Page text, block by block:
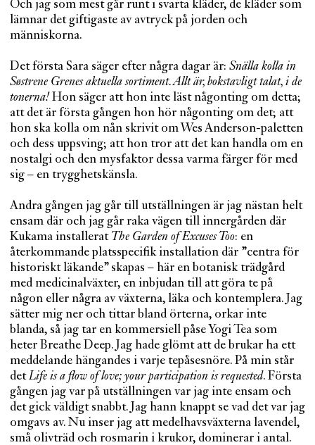
Och jag som mest går runt i svarta kläder, de kläder som
lämnar det giftigaste av avtryck på jorden och
människorna.
Det första Sara säger efter några dagar är: Snälla kolla in
Søstrene Grenes aktuella sortiment. Allt är, bokstavligt talat, i de
tonerna! Hon säger att hon inte läst någonting om detta;
att det är första gången hon hör någonting om det; att
hon ska kolla om nån skrivit om Wes Anderson-paletten
och dess uppsving; att hon tror att det kan handla om en
nostalgi och den mysfaktor dessa varma färger för med
sig – en trygghetskänsla.
Andra gången jag går till utställningen är jag nästan helt
ensam där och jag går raka vägen till innergården där
Kukama installerat The Garden of Excuses Too: en
återkommande platsspecifik installation där ”centra för
historiskt läkande” skapas – här en botanisk trädgård
med medicinalväxter, en inbjudan till att göra te på
någon eller några av växterna, läka och kontemplera. Jag
sätter mig ner och tittar bland örterna, orkar inte
blanda, så jag tar en kommersiell påse Yogi Tea som
heter Breathe Deep. Jag hade glömt att de brukar ha ett
meddelande hängandes i varje tepåsesnöre. På min står
detLife is a flow of love; your participation is requested. Första
gången jag var på utställningen var jag inte ensam och
det gick väldigt snabbt. Jag hann knappt se vad det var jag
omgavs av. Nu inser jag att medelhavsväxterna lavendel,
små olivträd och rosmarin i krukor, dominerar i antal.